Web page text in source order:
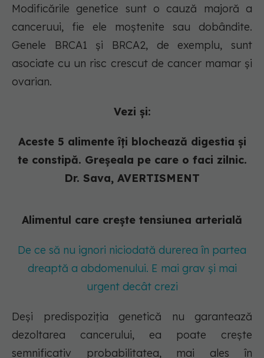
Modificările genetice sunt o cauză majoră a
canceruui, fie ele moștenite sau dobândite.
Genele BRCA1 și BRCA2, de exemplu, sunt
asociate cu un risc crescut de cancer mamar și
ovarian.
Vezi și:
Aceste 5 alimente îți blochează digestia și
te constipă. Greșeala pe care o faci zilnic.
Dr. Sava, AVERTISMENT
Alimentul care crește tensiunea arterială
De ce să nu ignori niciodată durerea în partea
dreaptă a abdomenului. E mai grav și mai
urgent decât crezi
Deși predispoziția genetică nu garantează
dezoltarea cancerului, ea poate crește
semnificativ probabilitatea, mai ales în